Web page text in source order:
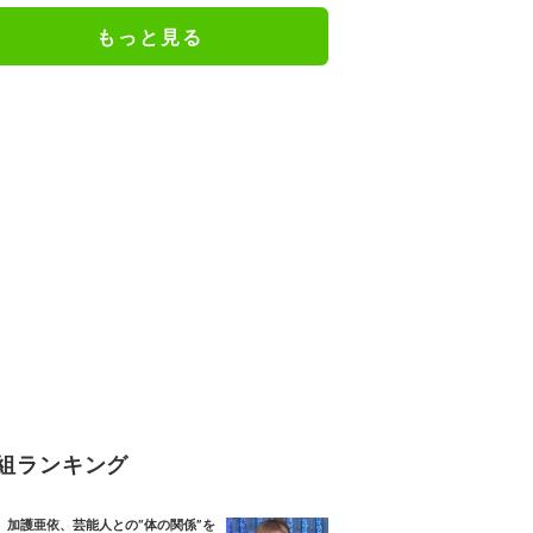
もっと見る
ランキング
加護亜依、芸能人との“体の関係”を